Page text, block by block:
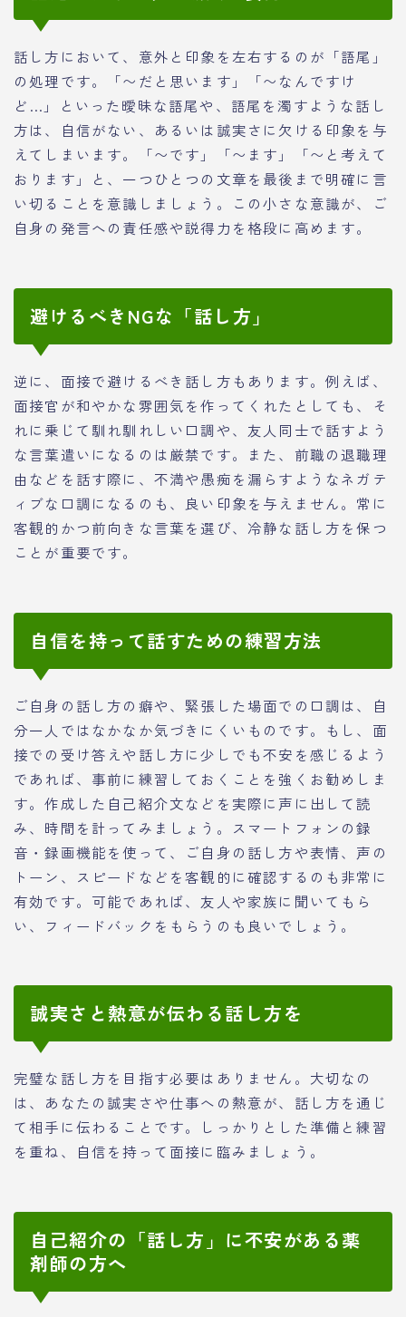
話し方において、意外と印象を左右するのが「語尾」
の処理です。「〜だと思います」「〜なんですけ
ど…」といった曖昧な語尾や、語尾を濁すような話し
方は、自信がない、あるいは誠実さに欠ける印象を与
えてしまいます。「〜です」「〜ます」「〜と考えて
おります」と、一つひとつの文章を最後まで明確に言
い切ることを意識しましょう。この小さな意識が、ご
自身の発言への責任感や説得力を格段に高めます。
避けるべきNGな「話し方」
逆に、面接で避けるべき話し方もあります。例えば、
面接官が和やかな雰囲気を作ってくれたとしても、そ
れに乗じて馴れ馴れしい口調や、友人同士で話すよう
な言葉遣いになるのは厳禁です。また、前職の退職理
由などを話す際に、不満や愚痴を漏らすようなネガテ
ィブな口調になるのも、良い印象を与えません。常に
客観的かつ前向きな言葉を選び、冷静な話し方を保つ
ことが重要です。
自信を持って話すための練習方法
ご自身の話し方の癖や、緊張した場面での口調は、自
分一人ではなかなか気づきにくいものです。もし、面
接での受け答えや話し方に少しでも不安を感じるよう
であれば、事前に練習しておくことを強くお勧めしま
す。作成した自己紹介文などを実際に声に出して読
み、時間を計ってみましょう。スマートフォンの録
音・録画機能を使って、ご自身の話し方や表情、声の
トーン、スピードなどを客観的に確認するのも非常に
有効です。可能であれば、友人や家族に聞いてもら
い、フィードバックをもらうのも良いでしょう。
誠実さと熱意が伝わる話し方を
完璧な話し方を目指す必要はありません。大切なの
は、あなたの誠実さや仕事への熱意が、話し方を通じ
て相手に伝わることです。しっかりとした準備と練習
を重ね、自信を持って面接に臨みましょう。
自己紹介の「話し方」に不安がある薬
剤師の方へ